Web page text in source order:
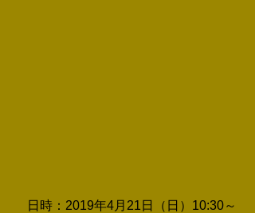
日時：2019年4月21日（日）10:30～